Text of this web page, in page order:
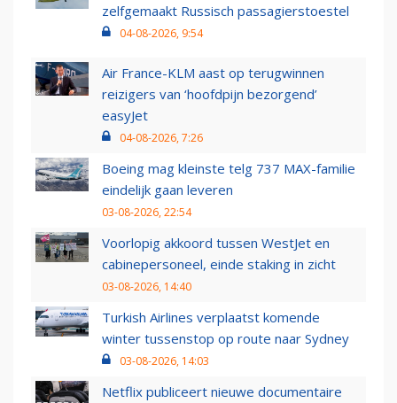
zelfgemaakt Russisch passagierstoestel
04-08-2026, 9:54
Air France-KLM aast op terugwinnen
reizigers van ‘hoofdpijn bezorgend’
easyJet
04-08-2026, 7:26
Boeing mag kleinste telg 737 MAX-familie
eindelijk gaan leveren
03-08-2026, 22:54
Voorlopig akkoord tussen WestJet en
cabinepersoneel, einde staking in zicht
03-08-2026, 14:40
Turkish Airlines verplaatst komende
winter tussenstop op route naar Sydney
03-08-2026, 14:03
Netflix publiceert nieuwe documentaire